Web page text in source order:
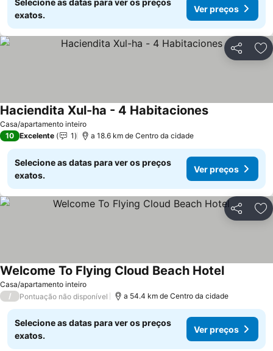
Selecione as datas para ver os preços
exatos.
Ver preços
Partilhar
Casa/apartamento inteiro
Haciendita Xul-ha - 4 HabitacionesVer preços
10 Excelente 1 a 18.6 km de Centro da cidade
Selecione as datas para ver os preços
exatos.
Ver preços
Partilhar
Casa/apartamento inteiro
Welcome To Flying Cloud Beach HotelVer preços
/ Pontuação não disponível a 54.4 km de Centro da cidade
Selecione as datas para ver os preços
exatos.
Ver preços